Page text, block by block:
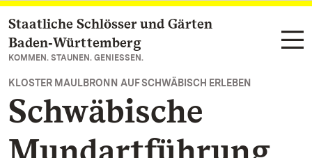
Zum Hauptinhalt springen
Staatliche Schlösser und Gärten
Baden‑Württemberg
KOMMEN. STAUNEN. GENIESSEN.
KLOSTER MAULBRONN AUF SCHWÄBISCH ERLEBEN
Schwäbische